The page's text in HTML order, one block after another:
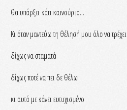
θα υπάρξει κάτι καινούριο...
Κι όταν μαντεύω τη θέλησή μου όλο να τρέχει
δίχως να σταματά
δίχως ποτέ να πει δε θέλω
κι αυτό με κάνει ευτυχισμένο